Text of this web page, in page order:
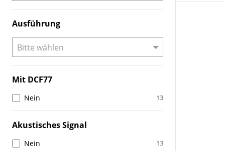
Ausführung
Mit DCF77
Nein 13
Akustisches Signal
Nein 13